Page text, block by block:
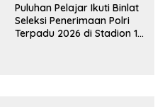
Puluhan Pelajar Ikuti Binlat
Seleksi Penerimaan Polri
Terpadu 2026 di Stadion 16